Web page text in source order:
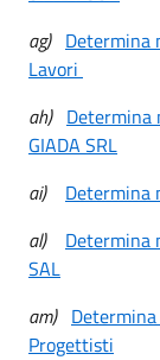
ag) Determina
Lavori
ah) Determina
GIADA SRL
ai)
Determina
al)
Determina
SAL
am)
Progettisti